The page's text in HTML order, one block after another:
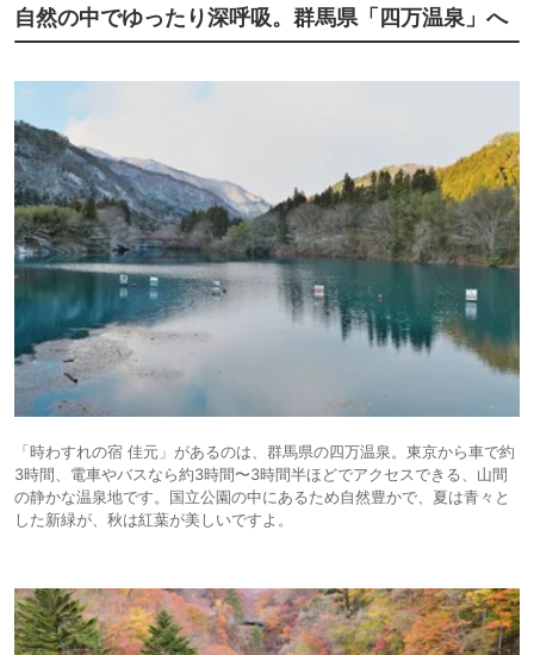
自然の中でゆったり深呼吸。群馬県「四万温泉」へ
「時わすれの宿 佳元」があるのは、群馬県の四万温泉。東京から車で約
3時間、電車やバスなら約3時間〜3時間半ほどでアクセスできる、山間
の静かな温泉地です。国立公園の中にあるため自然豊かで、夏は青々と
した新緑が、秋は紅葉が美しいですよ。